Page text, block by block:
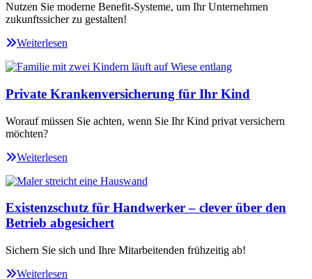
Nutzen Sie moderne Benefit-Systeme, um Ihr Unternehmen
zukunftssicher zu gestalten!
Weiterlesen
Private Krankenversicherung für Ihr Kind
Worauf müssen Sie achten, wenn Sie Ihr Kind privat versichern
möchten?
Weiterlesen
Existenzschutz für Handwerker – clever über den
Betrieb abgesichert
Sichern Sie sich und Ihre Mitarbeitenden frühzeitig ab!
Weiterlesen